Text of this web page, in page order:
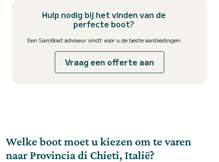
Hulp nodig bij het vinden van de
perfecte boot?
Een SamBoat adviseur vindt voor u de beste aanbiedingen
Vraag een offerte aan
Welke boot moet u kiezen om te varen
naar Provincia di Chieti, Italië?